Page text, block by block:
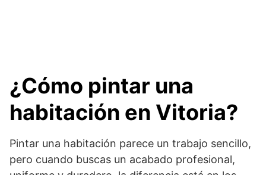
¿Cómo pintar una
habitación en Vitoria?
Pintar una habitación parece un trabajo sencillo,
pero cuando buscas un acabado profesional,